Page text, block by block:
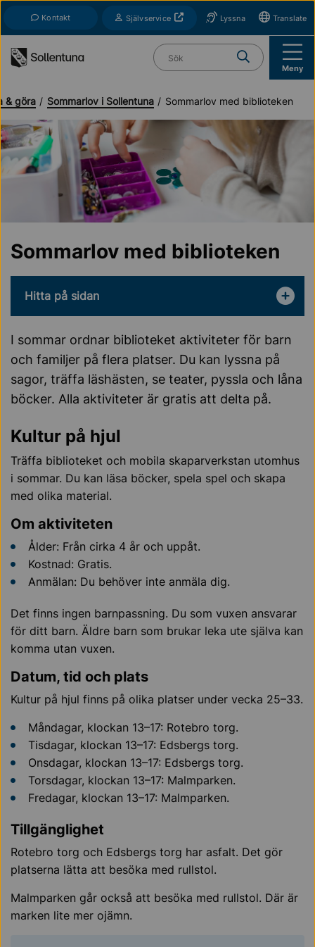
Kontakt SjälvserviceÖppnas i nytt fönsterLyssna Translate
Vad söker du?
Meny
& göra Sommarlov i Sollentuna Sommarlov med biblioteken
Sommarlov med biblioteken
Hitta på sidan
I sommar ordnar biblioteket aktiviteter för barn
och familjer på flera platser. Du kan lyssna på
sagor, träffa läshästen, se teater, pyssla och låna
böcker. Alla aktiviteter är gratis att delta på.
Kultur på hjul
Träffa biblioteket och mobila skaparverkstan utomhus
i sommar. Du kan läsa böcker, spela spel och skapa
med olika material.
Om aktiviteten
Ålder: Från cirka 4 år och uppåt.
Kostnad: Gratis.
Anmälan: Du behöver inte anmäla dig.
Det finns ingen barnpassning. Du som vuxen ansvarar
för ditt barn. Äldre barn som brukar leka ute själva kan
komma utan vuxen.
Datum, tid och plats
Kultur på hjul finns på olika platser under vecka 25–33.
Måndagar, klockan 13–17: Rotebro torg.
Tisdagar, klockan 13–17: Edsbergs torg.
Onsdagar, klockan 13–17: Edsbergs torg.
Torsdagar, klockan 13–17: Malmparken.
Fredagar, klockan 13–17: Malmparken.
Tillgänglighet
Rotebro torg och Edsbergs torg har asfalt. Det gör
platserna lätta att besöka med rullstol.
Malmparken går också att besöka med rullstol. Där är
marken lite mer ojämn.